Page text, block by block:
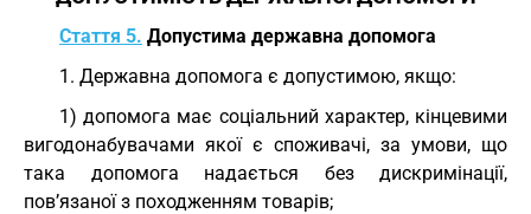
Стаття 5. Допустима державна допомога
1. Державна допомога є допустимою, якщо:
1) допомога має соціальний характер, кінцевими
вигодонабувачами якої є споживачі, за умови, що
така допомога надається без дискримінації,
пов’язаної з походженням товарів;